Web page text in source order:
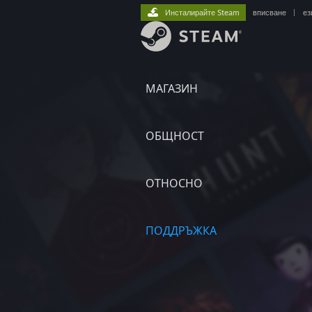
МАГАЗИН
ОБЩНОСТ
ОТНОСНО
ПОДДРЪЖКА
Инсталирайте Steam вписване